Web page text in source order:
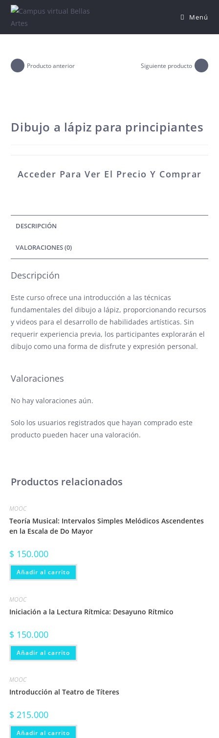
Saltar
Menú
Producto anterior Siguiente producto
Dibujo a lápiz para principiantes
Acceder Para Ver El Precio Y Comprar
DESCRIPCIÓN
VALORACIONES (0)
Descripción
Este curso ofrece una introducción a las técnicas
fundamentales del dibujo a lápiz, proporcionando recursos
y videos para el desarrollo de habilidades artísticas. Sin
requerir experiencia previa, los participantes explorarán el
dibujo como una forma de disfrute y expresión personal.
Valoraciones
No hay valoraciones aún.
Solo los usuarios registrados que hayan comprado este
producto pueden hacer una valoración.
Productos relacionados
MOOC
Teoría Musical: Intervalos Simples Melódicos Ascendentes
en la Escala de Do Mayor
$150.000
Añadir al carrito
MOOC
Iniciación a la Lectura Rítmica: Desayuno Rítmico
$150.000
Añadir al carrito
MOOC
Introducción al Teatro de Títeres
$215.000
Añadir al carrito